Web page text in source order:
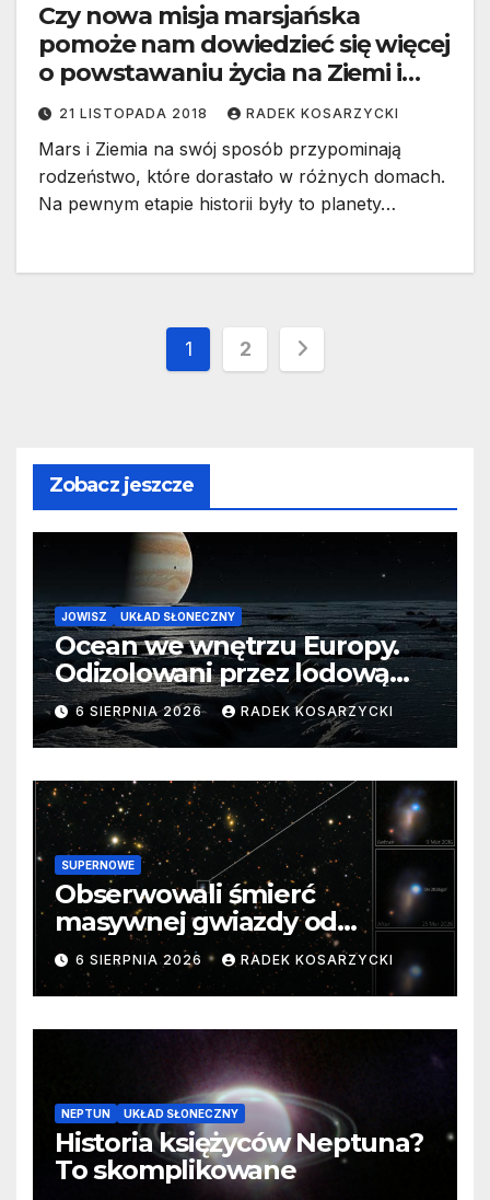
Czy nowa misja marsjańska
pomoże nam dowiedzieć się więcej
o powstawaniu życia na Ziemi i
Marsie?
21 LISTOPADA 2018 RADEK KOSARZYCKI
Mars i Ziemia na swój sposób przypominają
rodzeństwo, które dorastało w różnych domach.
Na pewnym etapie historii były to planety…
Stronicowanie
1 2
Zobacz jeszcze
JOWISZ UKŁAD SŁONECZNY
Ocean we wnętrzu Europy.
Odizolowani przez lodową
barierę
6 SIERPNIA 2026 RADEK KOSARZYCKI
SUPERNOWE
Obserwowali śmierć
masywnej gwiazdy od
samego początku. Niezwykle
cenne dane
6 SIERPNIA 2026 RADEK KOSARZYCKI
NEPTUN UKŁAD SŁONECZNY
Historia księżyców Neptuna?
To skomplikowane